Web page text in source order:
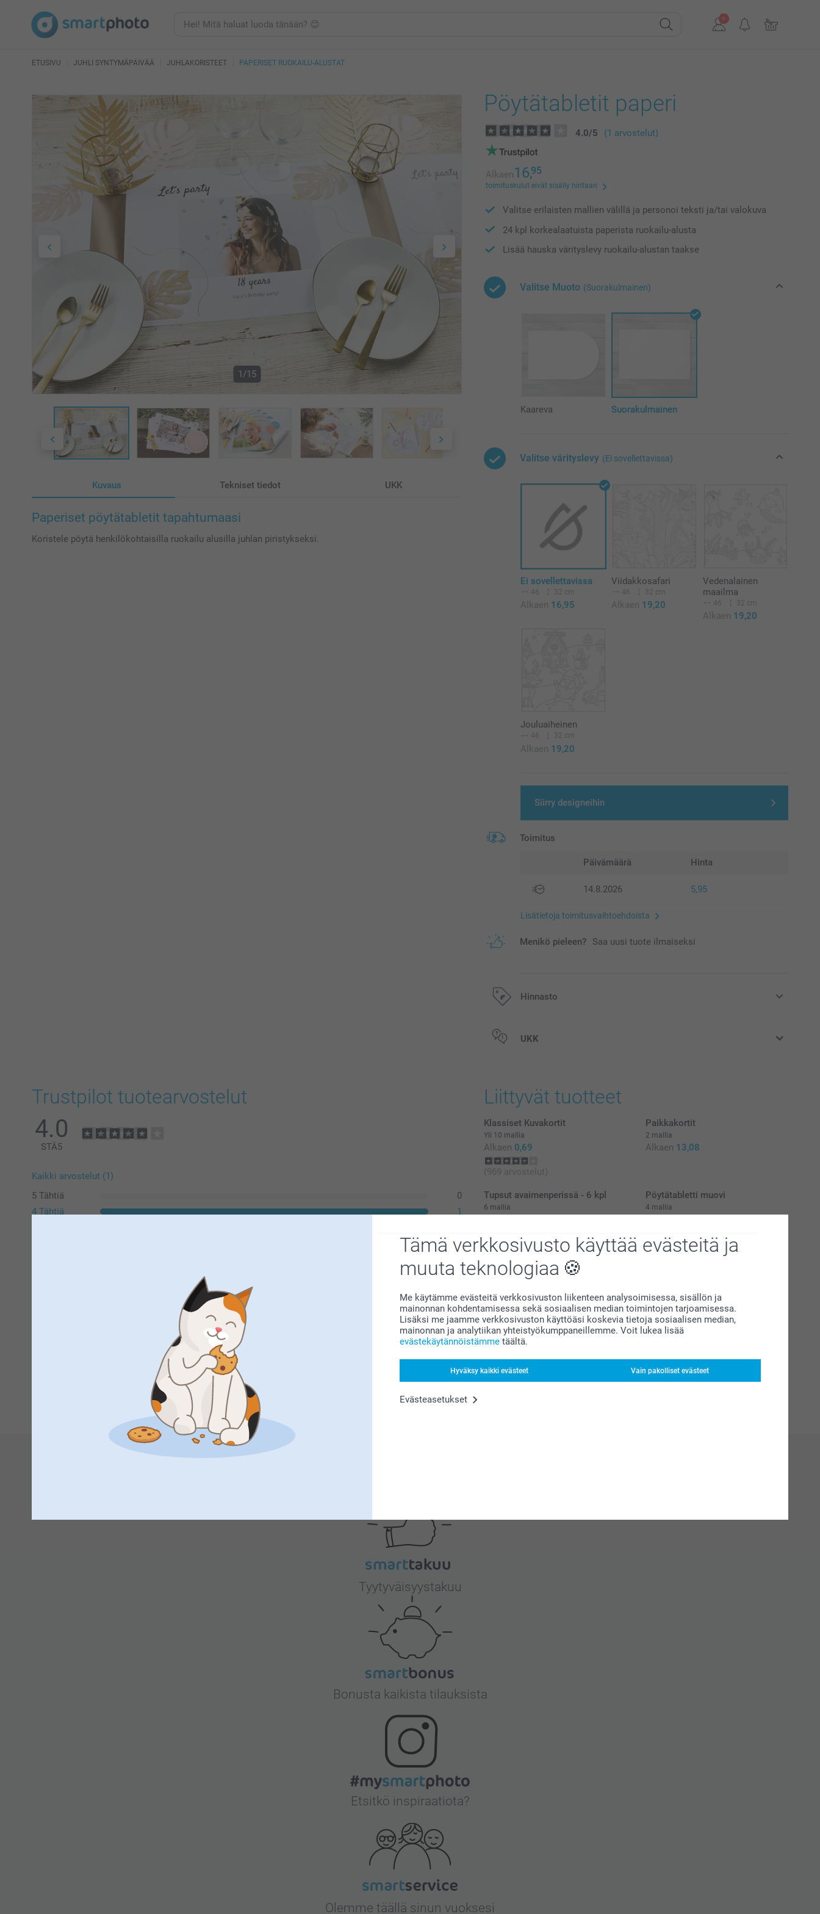
Tämä verkkosivusto käyttää evästeitä ja
muuta teknologiaa
Me käytämme evästeitä verkkosivuston liikenteen analysoimisessa, sisällön ja
mainonnan kohdentamisessa sekä sosiaalisen median toimintojen tarjoamisessa.
Lisäksi me jaamme verkkosivuston käyttöäsi koskevia tietoja sosiaalisen median,
mainonnan ja analytiikan yhteistyökumppaneillemme. Voit lukea lisää
evästekäytännöistämme täältä.
Hyväksy kaikki evästeet Vain pakolliset evästeet
Evästeasetukset
ETUSIVU JUHLI SYNTYMÄPÄIVÄÄ JUHLAKORISTEET PAPERISET RUOKAILU-ALUSTAT
1/15
Kuvaus Tekniset tiedot UKK
Paperiset pöytätabletit tapahtumaasi
Koristele pöytä henkilökohtaisilla ruokailu alusilla juhlan piristykseksi.
Pöytätabletit paperi
4.0/5 (1 arvostelut)
Alkaen16,95
toimituskulut eivät sisälly hintaan
Valitse erilaisten mallien välillä ja personoi teksti ja/tai valokuva
24 kpl korkealaatuista paperista ruokailu-alusta
Lisää hauska värityslevy ruokailu-alustan taakse
Valitse Muoto (Suorakulmainen)
Kaareva Suorakulmainen
Valitse värityslevy (Ei sovellettavissa)
Ei sovellettavissa
46 32 cm
Alkaen 16,95
Viidakkosafari
46 32 cm
Alkaen 19,20
Vedenalainen
maailma
46 32 cm
Alkaen 19,20
Jouluaiheinen
46 32 cm
Alkaen 19,20
Siirry designeihin
Toimitus
Päivämäärä Hinta
14.8.2026 5,95
Lisätietoja toimitusvaihtoehdoista
Menikö pieleen? Saa uusi tuote ilmaiseksi
Hinnasto
Kaikki hinnat ovat euroina, sisältävät arvonlisäveron ja eivät sisällä
UKK
Trustpilot tuotearvostelut
4.0
STÄ5
Kaikki arvostelut (1)
5 Tähtiä
0
4 Tähtiä
1
0
Suuret kiitokset 5 tähdestä ja palautteesta, se on meille korvaamattoman tärkeää. Kiva että pidät
pöytätabletteista.
Toivottavasti näemme pian taas smartphoto.fi -osoitteessa.
1
Liittyvät tuotteet
Klassiset Kuvakortit
Yli 10 mallia
Alkaen 0,69
(969 arvostelut)
Paikkakortit
2 mallia
Alkaen 13,08
Tupsut avaimenperissä - 6 kpl
6 mallia
Pöytätabletti muovi
4 mallia
(11 arvostelut)
Tyytyväisyystakuu
Bonusta kaikista tilauksista
Etsitkö inspiraatiota?
Olemme täällä sinun vuoksesi